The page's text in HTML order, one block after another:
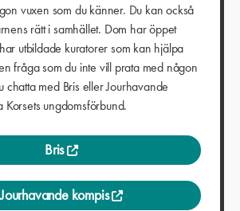
vuxen som du känner. Du kan också
rätt i samhället. Dom har öppet
utbildade kuratorer som kan hjälpa
fråga som du inte vill prata med någon
chatta med Bris eller Jourhavande
Korsets ungdomsförbund.
Bris
Jourhavande kompis